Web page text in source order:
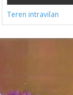
teren intravilan